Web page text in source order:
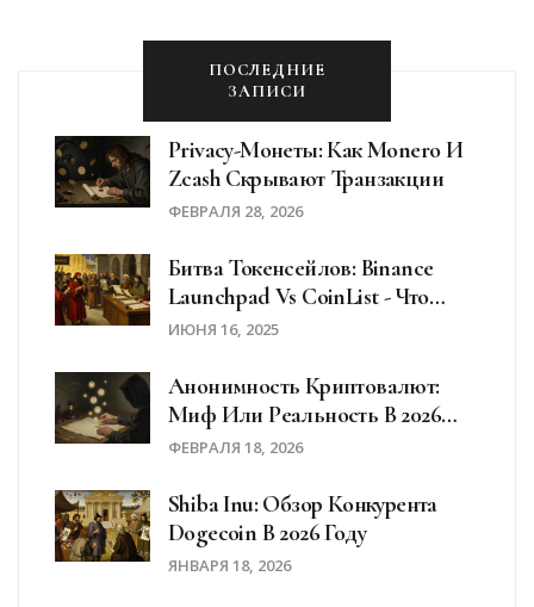
ПОСЛЕДНИЕ
ЗАПИСИ
Privacy-Монеты: Как Monero И
Zcash Скрывают Транзакции
ФЕВРАЛЯ 28, 2026
Битва Токенсейлов: Binance
Launchpad Vs CoinList - Что
Выбрать В 2025 Году
ИЮНЯ 16, 2025
Анонимность Криптовалют:
Миф Или Реальность В 2026
Году
ФЕВРАЛЯ 18, 2026
Shiba Inu: Обзор Конкурента
Dogecoin В 2026 Году
ЯНВАРЯ 18, 2026